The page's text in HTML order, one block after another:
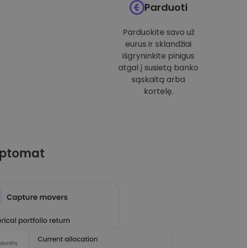
Parduoti
Parduokite savo už
eurus ir sklandžiai
išgryninkite pinigus
atgal į susietą banko
sąskaitą arba
kortelę.